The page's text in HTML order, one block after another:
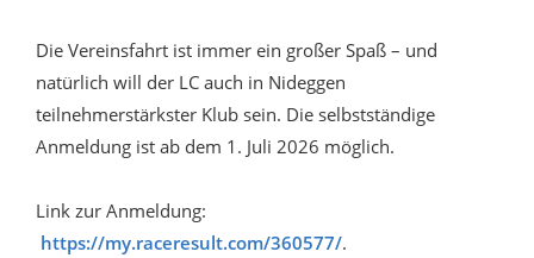
Die Vereinsfahrt ist immer ein großer Spaß – und
natürlich will der LC auch in Nideggen
teilnehmerstärkster Klub sein. Die selbstständige
Anmeldung ist ab dem 1. Juli 2026 möglich.
Link zur Anmeldung:
https://my.raceresult.com/360577/.